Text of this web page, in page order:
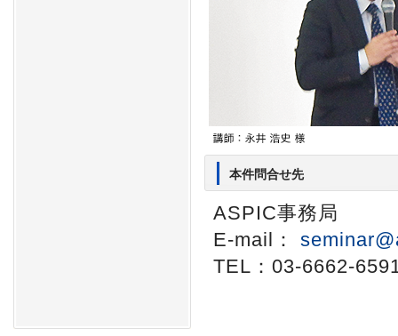
本件問合せ先
ASPIC事務局
E-mail：
TEL：03-6662-